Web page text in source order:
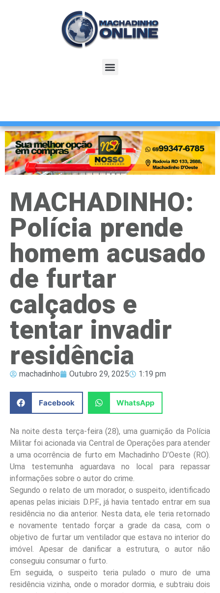
MACHADINHO:
Polícia prende
homem acusado
de furtar
calçados e
tentar invadir
residência
machadinho Outubro 29, 2025 1:19 pm
Facebook WhatsApp
Na noite desta terça-feira (28), uma guarnição da Polícia
Militar foi acionada via Central de Operações para atender
a uma ocorrência de furto em Machadinho D’Oeste (RO).
Uma testemunha aguardava no local para repassar
informações sobre o autor do crime.
Segundo o relato de um morador, o suspeito, identificado
apenas pelas iniciais D.P.F., já havia tentado entrar em sua
residência no dia anterior. Nesta data, ele teria retornado
e novamente tentado forçar a grade da casa, com o
objetivo de furtar um ventilador que estava no interior do
imóvel. Apesar de danificar a estrutura, o autor não
conseguiu consumar o furto.
Em seguida, o suspeito teria pulado o muro de uma
residência vizinha, onde o morador dormia, e subtraiu dois